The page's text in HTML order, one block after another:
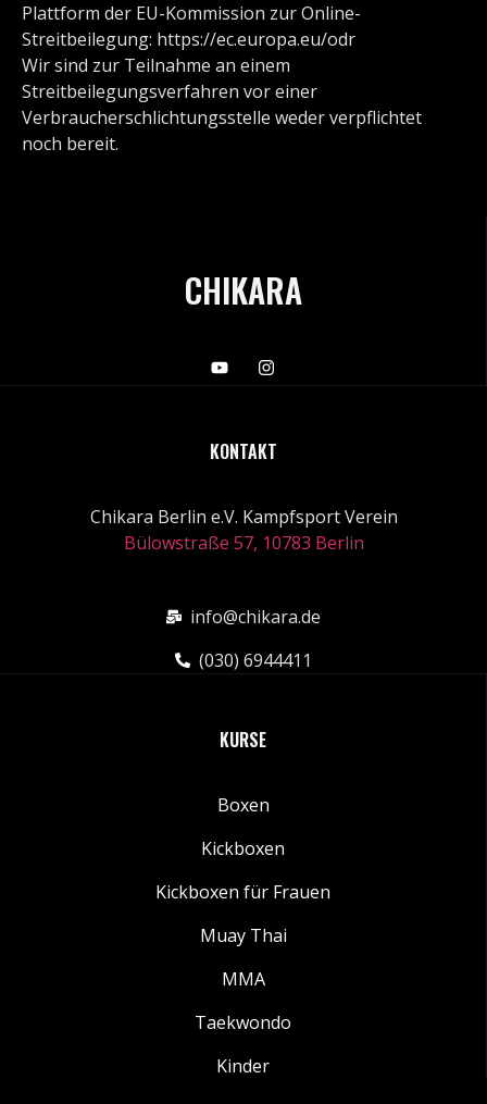
Plattform der EU-Kommission zur Online-
Streitbeilegung: https://ec.europa.eu/odr
Wir sind zur Teilnahme an einem
Streitbeilegungsverfahren vor einer
Verbraucherschlichtungsstelle weder verpflichtet
noch bereit.
CHIKARA
KONTAKT
Chikara Berlin e.V. Kampfsport Verein
Bülowstraße 57, 10783 Berlin
info@chikara.de
(030) 6944411
KURSE
Boxen
Kickboxen
Kickboxen für Frauen
Muay Thai
MMA
Taekwondo
Kinder